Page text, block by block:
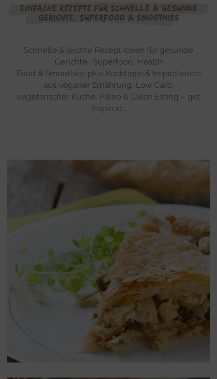
Einfache Rezepte für schnelle & gesunde
Gerichte, Superfood & Smoothies
Schnelle & leichte Rezept Ideen für gesunde
Gerichte , Superfood, Health
Food & Smoothies plus Kochtipps & Inspirationen
aus veganer Ernährung, Low Carb,
vegetarischer Küche, Paleo & Clean Eating – get
inspired…